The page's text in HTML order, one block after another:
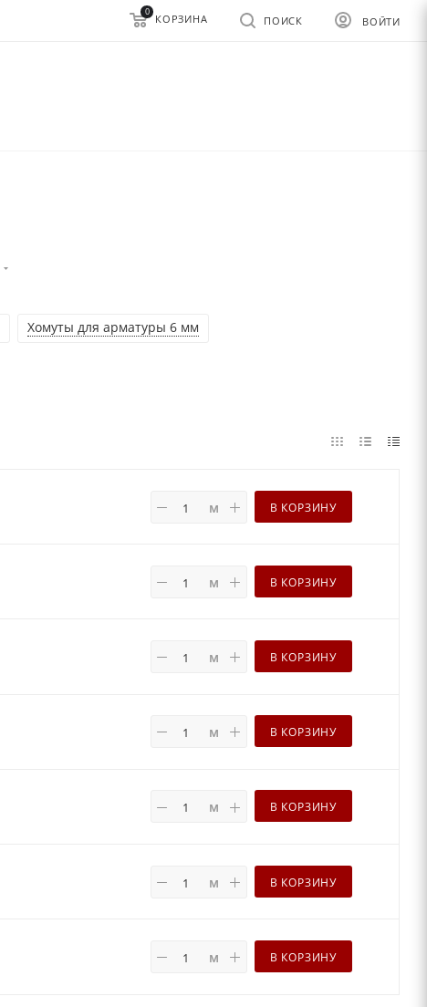
ВОЙТИ
ПОИСК
0
КОРЗИНА
Хомуты для арматуры 6 мм
м В КОРЗИНУ
м В КОРЗИНУ
м В КОРЗИНУ
м В КОРЗИНУ
м В КОРЗИНУ
м В КОРЗИНУ
м В КОРЗИНУ